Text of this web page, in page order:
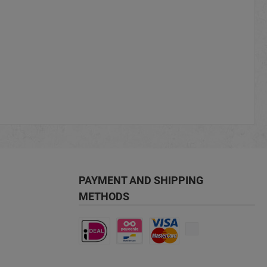
PAYMENT AND SHIPPING
METHODS